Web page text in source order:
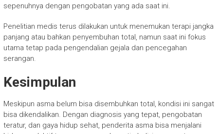
sepenuhnya dengan pengobatan yang ada saat ini.
Penelitian medis terus dilakukan untuk menemukan terapi jangka
panjang atau bahkan penyembuhan total, namun saat ini fokus
utama tetap pada pengendalian gejala dan pencegahan
serangan.
Kesimpulan
Meskipun asma belum bisa disembuhkan total, kondisi ini sangat
bisa dikendalikan. Dengan diagnosis yang tepat, pengobatan
teratur, dan gaya hidup sehat, penderita asma bisa menjalani